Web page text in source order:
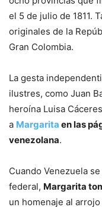
el 5 de julio de 1811.
originales de la
Gran Colombia.
La gesta
ilustres, como Juan
heroína Luisa
a Margarita en las
venezolana.
Cuando Venezuela
federal, Margarita
un homenaje al